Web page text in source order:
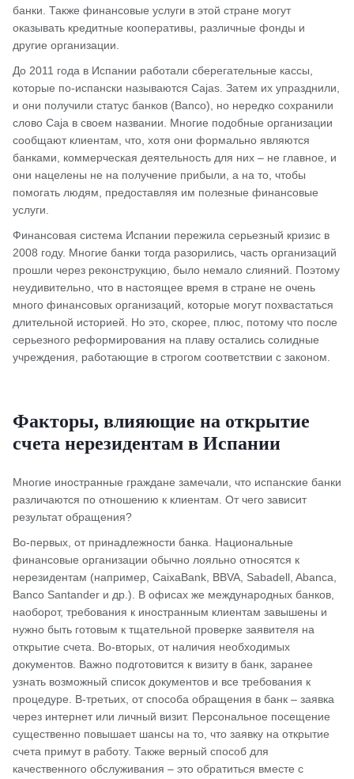
банки. Также финансовые услуги в этой стране могут
оказывать кредитные кооперативы, различные фонды и
другие организации.
До 2011 года в Испании работали сберегательные кассы,
которые по-испански называются Cajas. Затем их упразднили,
и они получили статус банков (Banco), но нередко сохранили
слово Caja в своем названии. Многие подобные организации
сообщают клиентам, что, хотя они формально являются
банками, коммерческая деятельность для них – не главное, и
они нацелены не на получение прибыли, а на то, чтобы
помогать людям, предоставляя им полезные финансовые
услуги.
Финансовая система Испании пережила серьезный кризис в
2008 году. Многие банки тогда разорились, часть организаций
прошли через реконструкцию, было немало слияний. Поэтому
неудивительно, что в настоящее время в стране не очень
много финансовых организаций, которые могут похвастаться
длительной историей. Но это, скорее, плюс, потому что после
серьезного реформирования на плаву остались солидные
учреждения, работающие в строгом соответствии с законом.
Факторы, влияющие на открытие
счета нерезидентам в Испании
Многие иностранные граждане замечали, что испанские банки
различаются по отношению к клиентам. От чего зависит
результат обращения?
Во-первых, от принадлежности банка. Национальные
финансовые организации обычно лояльно относятся к
нерезидентам (например, CaixaBank, BBVA, Sabadell, Abanca,
Banco Santander и др.). В офисах же международных банков,
наоборот, требования к иностранным клиентам завышены и
нужно быть готовым к тщательной проверке заявителя на
открытие счета. Во-вторых, от наличия необходимых
документов. Важно подготовится к визиту в банк, заранее
узнать возможный список документов и все требования к
процедуре. В-третьих, от способа обращения в банк – заявка
через интернет или личный визит. Персональное посещение
существенно повышает шансы на то, что заявку на открытие
счета примут в работу. Также верный способ для
качественного обслуживания – это обратиться вместе с